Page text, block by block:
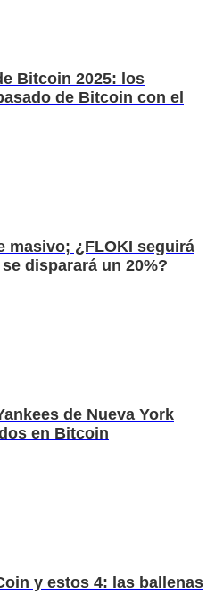
Bitcoin 2025: los
de Bitcoin con el
masivo; ¿FLOKI seguirá
disparará un 20%?
de Nueva York
en Bitcoin
y estos 4: las ballenas